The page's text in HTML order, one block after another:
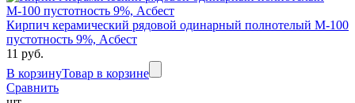
Кирпич керамический рядовой одинарный полнотелый М-100
пустотность 9%, Асбест
11 руб.
В корзинуТовар в корзине
Сравнить